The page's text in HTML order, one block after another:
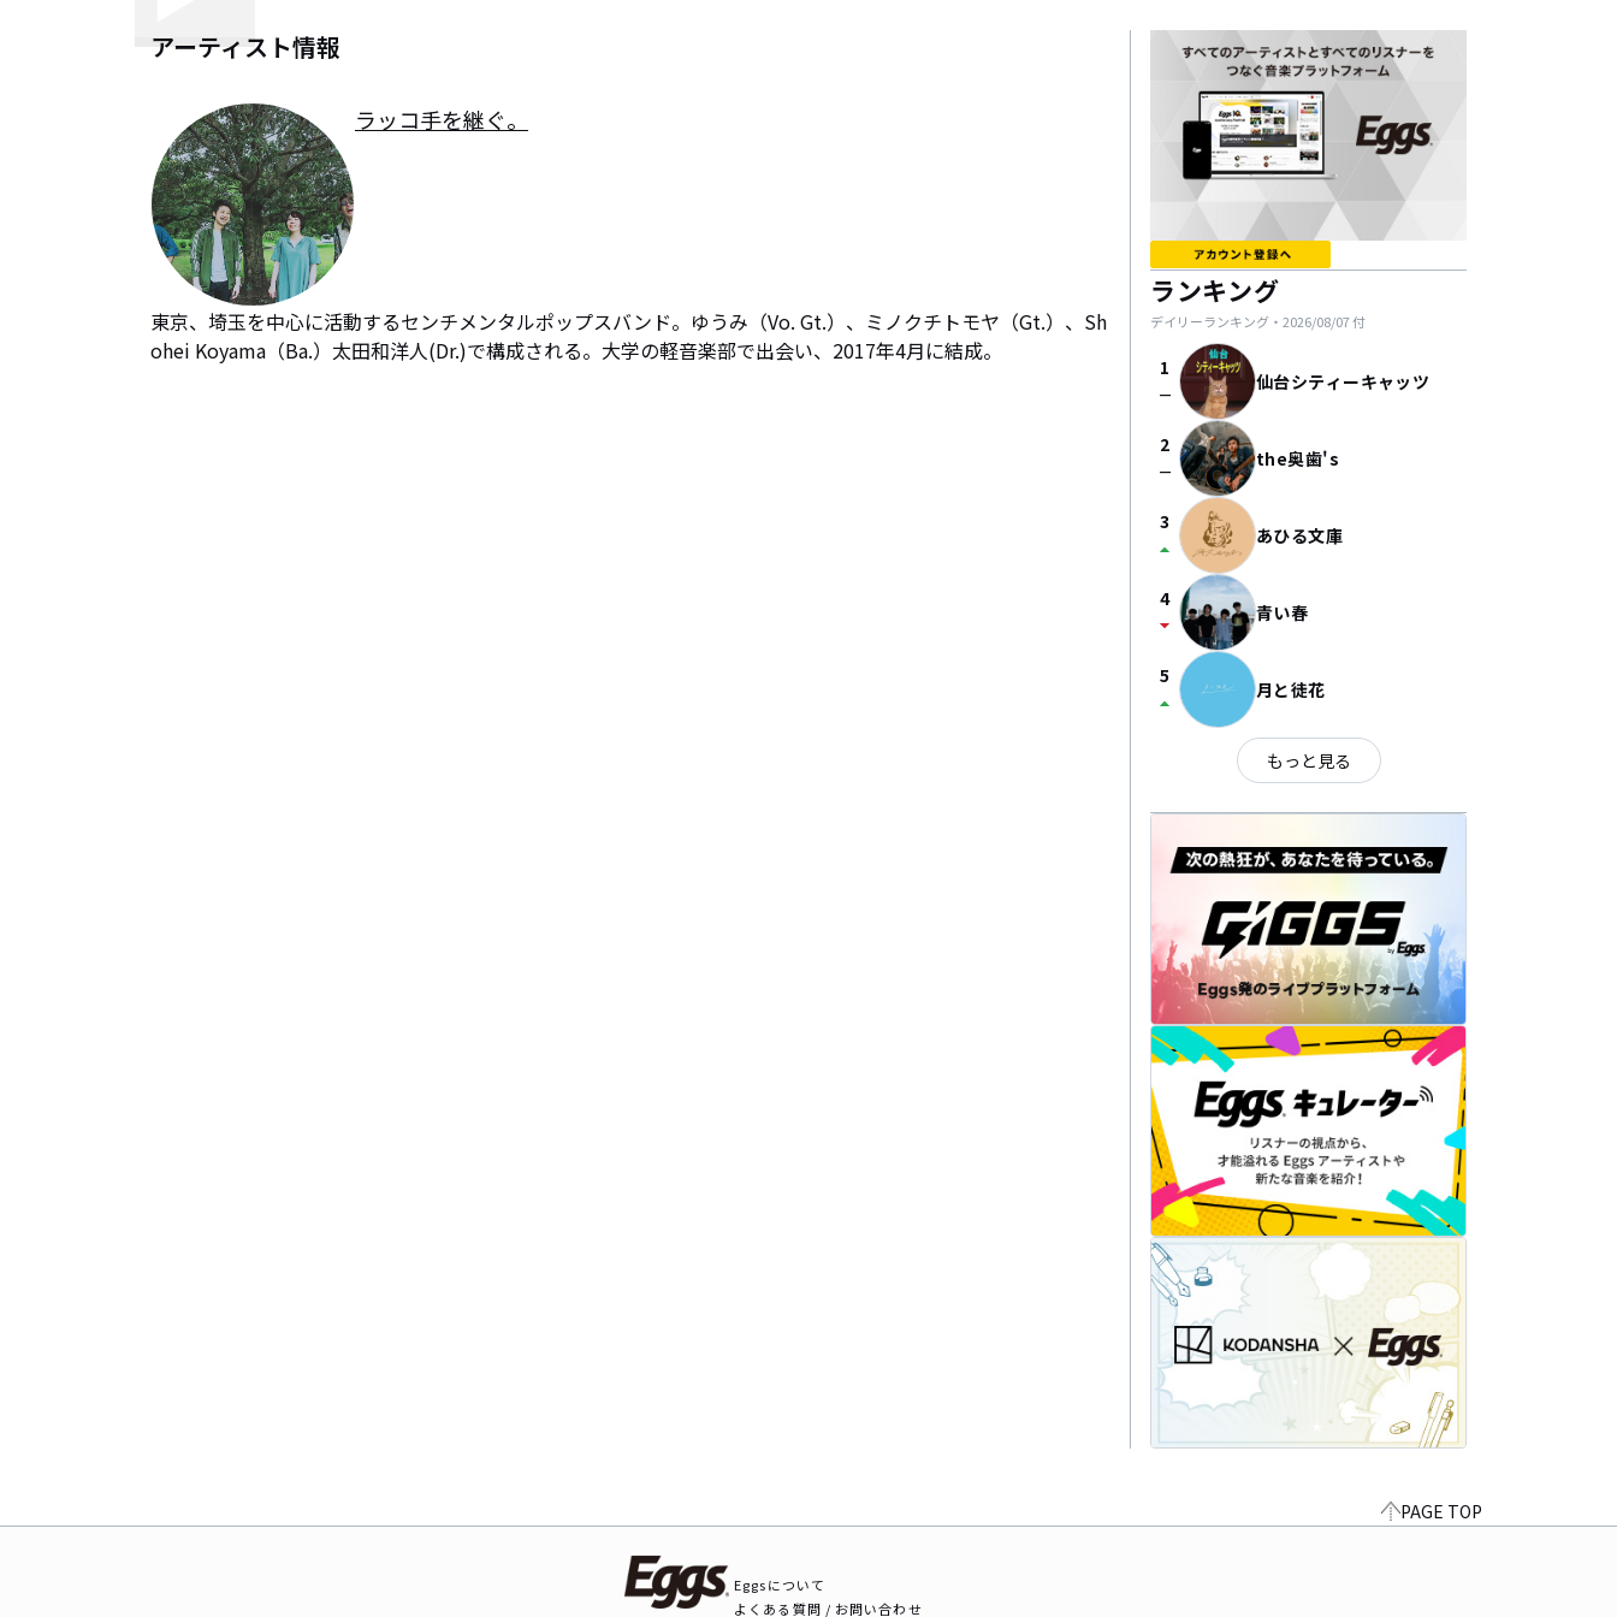
アーティスト情報
ラッコ手を継ぐ。
東京、埼玉を中心に活動するセンチメンタルポップスバンド。ゆうみ（Vo. Gt.）、ミノクチトモヤ（Gt.）、Sh
ohei Koyama（Ba.）太田和洋人(Dr.)で構成される。大学の軽音楽部で出会い、2017年4月に結成。
ランキング
デイリーランキング・ 2026/08/07付
1
check_indeterminate_small 仙台シティーキャッツ
2
check_indeterminate_small the奥歯's
3
arrow_drop_up あひる文庫
4
arrow_drop_down 青い春
5
arrow_drop_up 月と徒花
もっと見る
PAGE TOP
Eggsについて
よくある質問 / お問い合わせ